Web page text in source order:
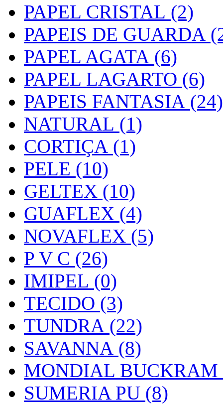
PAPEL CRISTAL (2)
PAPEIS DE GUARDA
PAPEL AGATA (6)
PAPEL LAGARTO (6)
PAPEIS FANTASIA (24)
NATURAL (1)
CORTIÇA (1)
PELE (10)
GELTEX (10)
GUAFLEX (4)
NOVAFLEX (5)
P V C (26)
IMIPEL (0)
TECIDO (3)
TUNDRA (22)
SAVANNA (8)
MONDIAL BUCKRAM
SUMERIA PU (8)